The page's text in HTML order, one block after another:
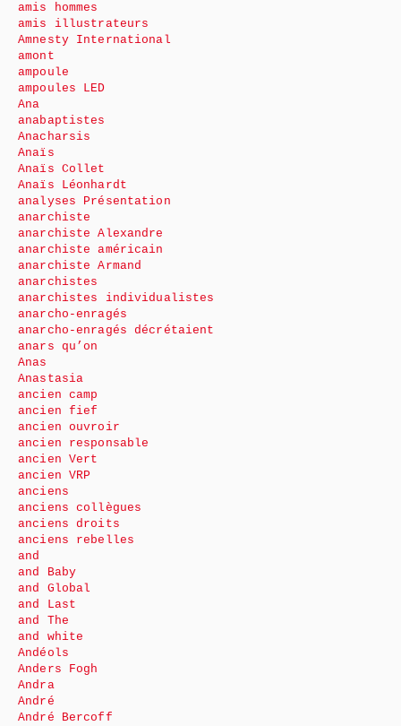
amis hommes
amis illustrateurs
Amnesty International
amont
ampoule
ampoules LED
Ana
anabaptistes
Anacharsis
Anaïs
Anaïs Collet
Anaïs Léonhardt
analyses Présentation
anarchiste
anarchiste Alexandre
anarchiste américain
anarchiste Armand
anarchistes
anarchistes individualistes
anarcho-enragés
anarcho-enragés décrétaient
anars qu’on
Anas
Anastasia
ancien camp
ancien fief
ancien ouvroir
ancien responsable
ancien Vert
ancien VRP
anciens
anciens collègues
anciens droits
anciens rebelles
and
and Baby
and Global
and Last
and The
and white
Andéols
Anders Fogh
Andra
André
André Bercoff